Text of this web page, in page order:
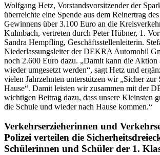
Wolfgang Hetz, Vorstandsvorsitzender der
überreichte eine Spende aus dem Reinertrag
Gewinnens über 3.100 Euro an die
Kulmbach, vertreten durch Peter Hübner, 1.
Sandra Hempfling, Geschäftsstellenleiterin.
Niederlassungsleiter der DEKRA Automobil
noch 2.600 Euro dazu. „Damit kann die Aktion
wieder umgesetzt werden“, sagt Hetz und
vielen Jahrzehnten unterstützen wir „Sicher zur
Hause“. Damit leisten wir zusammen mit der
wichtigen Beitrag dazu, dass unsere Kleinsten
die Schule und wieder nach Hause kommen.“
Verkehrserzieherinnen und
Polizei verteilen die
Schülerinnen und Schüler der 1.